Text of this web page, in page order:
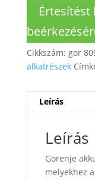
Értesítést
Cikkszám: gor
alkatrészek
Leírás
Leírás
Gorenje
melyekhez